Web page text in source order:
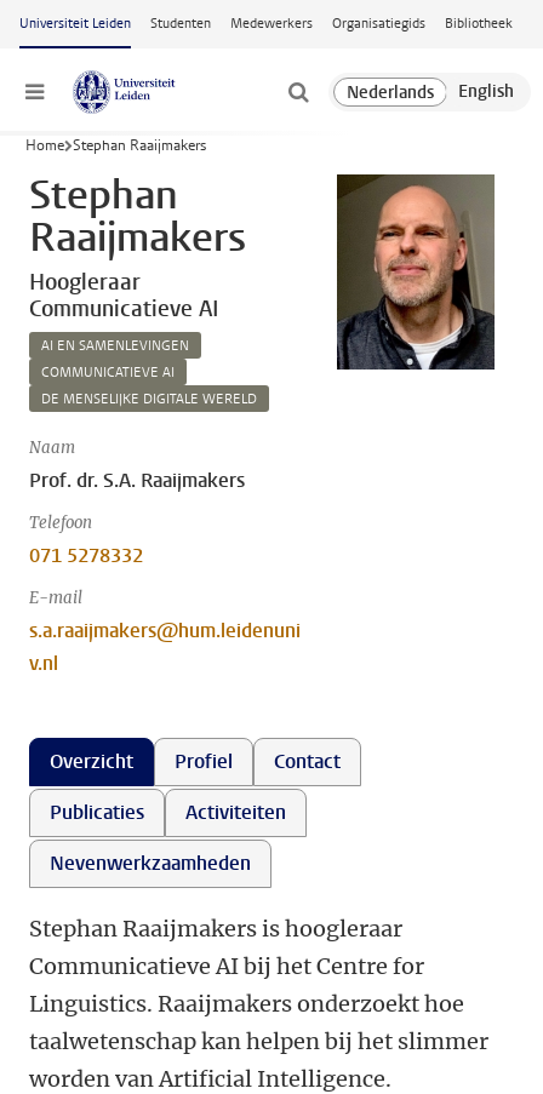
Ga naar hoofdinhoud
Universiteit Leiden Studenten Medewerkers Organisatiegids Bibliotheek
Menu
Home Stephan Raaijmakers
Stephan
Raaijmakers
Hoogleraar
Communicatieve AI
AI EN SAMENLEVINGEN
COMMUNICATIEVE AI
DE MENSELIJKE DIGITALE WERELD
Naam
Prof. dr. S.A. Raaijmakers
Telefoon
071 5278332
E-mail
s.a.raaijmakers@hum.leidenuni
v.nl
Overzicht Profiel
Contact
Publicaties
Activiteiten
Nevenwerkzaamheden
Stephan Raaijmakers is hoogleraar
Communicatieve AI bij het Centre for
Linguistics. Raaijmakers onderzoekt hoe
taalwetenschap kan helpen bij het slimmer
worden van Artificial Intelligence.